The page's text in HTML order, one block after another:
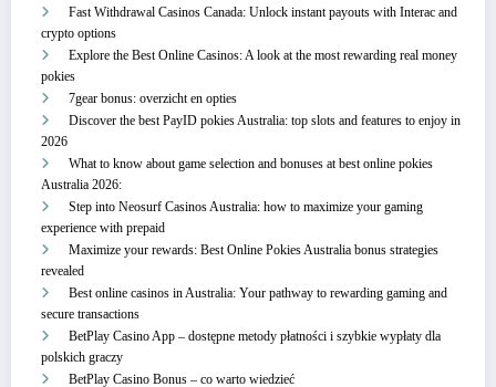
Fast Withdrawal Casinos Canada: Unlock instant payouts with Interac and
crypto options
Explore the Best Online Casinos: A look at the most rewarding real money
pokies
7gear bonus: overzicht en opties
Discover the best PayID pokies Australia: top slots and features to enjoy in
2026
What to know about game selection and bonuses at best online pokies
Australia 2026:
Step into Neosurf Casinos Australia: how to maximize your gaming
experience with prepaid
Maximize your rewards: Best Online Pokies Australia bonus strategies
revealed
Best online casinos in Australia: Your pathway to rewarding gaming and
secure transactions
BetPlay Casino App – dostępne metody płatności i szybkie wypłaty dla
polskich graczy
BetPlay Casino Bonus – co warto wiedzieć